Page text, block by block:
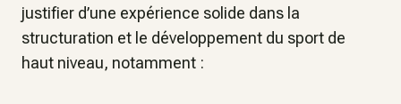
justifier d’une expérience solide dans la
structuration et le développement du sport de
haut niveau, notamment :